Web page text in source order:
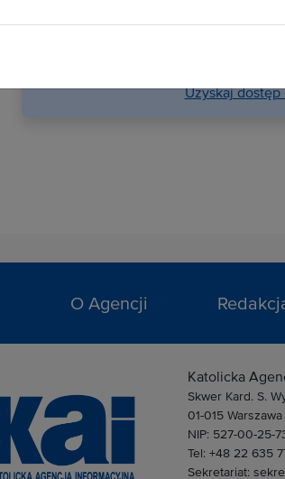
Uzyskaj dostęp
O Agencji
Katolicka
Skwer Kard. S.
01-015 Warszawa
NIP: 527-00-25-
Tel: +48 22 635
Sekretariat: